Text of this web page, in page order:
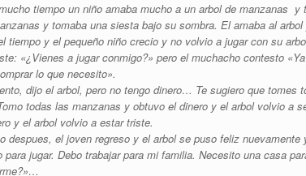
tiempo un niño amaba mucho a un arbol de manzanas
y tomaba una siesta bajo su sombra. El amaba al
tiempo y el pequeño niño crecio y no volvio a jugar con su
«¿Vienes a jugar conmigo?» pero el muchacho contesto
lo que necesito».
dijo el arbol, pero no tengo dinero… Te sugiero que
todas las manzanas y obtuvo el dinero y el arbol volvio a
y el arbol volvio a estar triste.
despues, el joven regreso y el arbol se puso feliz
para jugar. Debo trabajar para mi familia. Necesito una casa